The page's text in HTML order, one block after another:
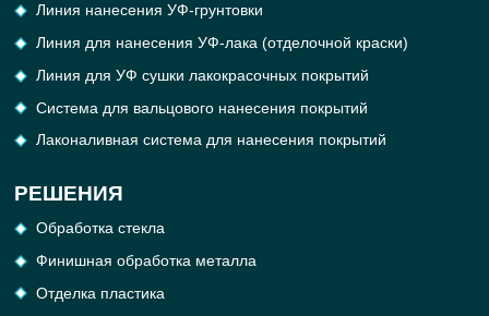
Линия нанесения УФ-грунтовки
Линия для нанесения УФ-лака (отделочной краски)
Линия для УФ сушки лакокрасочных покрытий
Система для вальцового нанесения покрытий
Лаконаливная система для нанесения покрытий
РЕШЕНИЯ
Обработка cтекла
Финишная обработка металла
Отделка пластика